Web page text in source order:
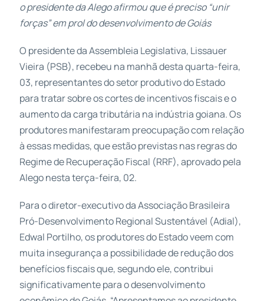
o presidente da Alego afirmou que é preciso “unir
forças” em prol do desenvolvimento de Goiás
O presidente da Assembleia Legislativa, Lissauer
Vieira (PSB), recebeu na manhã desta quarta-feira,
03, representantes do setor produtivo do Estado
para tratar sobre os cortes de incentivos fiscais e o
aumento da carga tributária na indústria goiana. Os
produtores manifestaram preocupação com relação
à essas medidas, que estão previstas nas regras do
Regime de Recuperação Fiscal (RRF), aprovado pela
Alego nesta terça-feira, 02.
Para o diretor-executivo da Associação Brasileira
Pró-Desenvolvimento Regional Sustentável (Adial),
Edwal Portilho, os produtores do Estado veem com
muita insegurança a possibilidade de redução dos
benefícios fiscais que, segundo ele, contribui
significativamente para o desenvolvimento